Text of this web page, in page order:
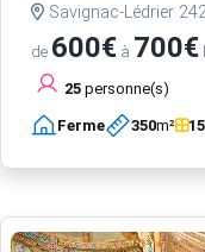
Savignac-Lédrier
de 600€ à 700€
25 personne(s)
Ferme 350m² 15